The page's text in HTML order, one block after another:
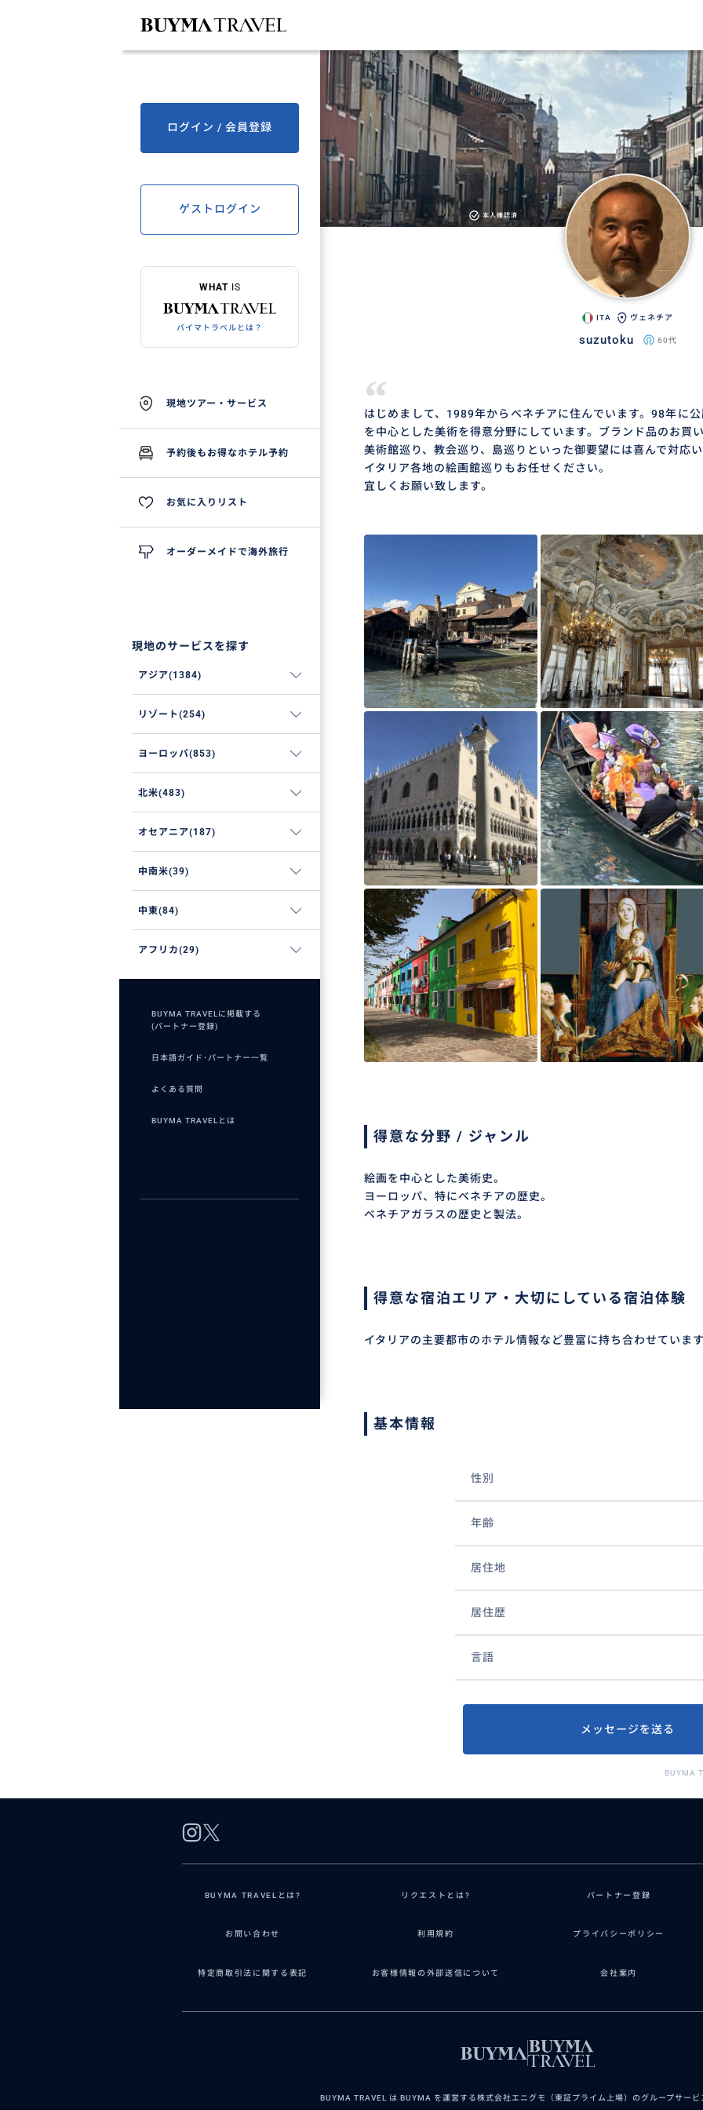
本人確認済
ITA ヴェネチア
suzutoku 60代
“
はじめまして、1989年からベネチアに住んでいます。98年に
を中心とした美術を得意分野にしています。ブランド品のお買
美術館巡り、教会巡り、島巡りといった御要望には喜んで対応
イタリア各地の絵画館巡りもお任せください。
宜しくお願い致します。
得意な分野 / ジャンル
絵画を中心とした美術史。
ヨーロッパ、特にベネチアの歴史。
ベネチアガラスの歴史と製法。
得意な宿泊エリア・大切にしている宿泊体験
イタリアの主要都市のホテル情報など豊富に持ち合わせていま
基本情報
性別
年齢
居住地
居住歴
言語
メッセージを送る
BUYMA
BUYMA TRAVELとは? リクエストとは? パートナー登録
お問い合わせ 利用規約 プライバシーポリシー
特定商取引法に関する表記 お客様情報の外部送信について 会社案内
BUYMA TRAVEL は BUYMA を運営する株式会社エニグモ（東証プライム上場）のグループサービ
ログイン / 会員登録
ゲストログイン
WHAT IS
バイマトラベルとは？
現地ツアー・サービス
予約後もお得なホテル予約
お気に入りリスト
オーダーメイドで海外旅行
現地のサービスを探す
アジア(1384)
リゾート(254)
ヨーロッパ(853)
北米(483)
オセアニア(187)
中南米(39)
中東(84)
アフリカ(29)
BUYMA TRAVELに掲載する
(パートナー登録)
日本語ガイド･パートナー一覧
よくある質問
BUYMA TRAVELとは